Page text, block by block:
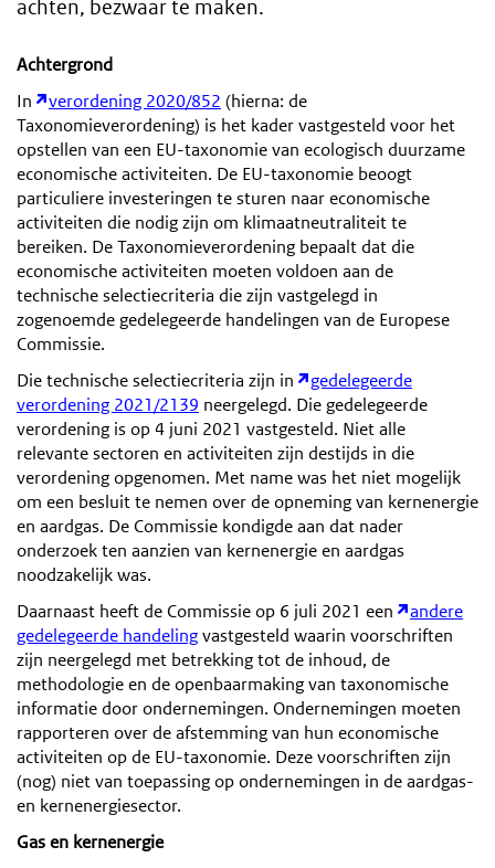
achten, bezwaar te maken.
Achtergrond
In
verordening 2020/852 (hierna: de
Taxonomieverordening) is het kader vastgesteld voor het
opstellen van een EU-taxonomie van ecologisch duurzame
economische activiteiten. De EU-taxonomie beoogt
particuliere investeringen te sturen naar economische
activiteiten die nodig zijn om klimaatneutraliteit te
bereiken. De Taxonomieverordening bepaalt dat die
economische activiteiten moeten voldoen aan de
technische selectiecriteria die zijn vastgelegd in
zogenoemde gedelegeerde handelingen van de Europese
Commissie.
Die technische selectiecriteria zijn in
gedelegeerde
verordening 2021/2139 neergelegd. Die gedelegeerde
verordening is op 4 juni 2021 vastgesteld. Niet alle
relevante sectoren en activiteiten zijn destijds in die
verordening opgenomen. Met name was het niet mogelijk
om een besluit te nemen over de opneming van kernenergie
en aardgas. De Commissie kondigde aan dat nader
onderzoek ten aanzien van kernenergie en aardgas
noodzakelijk was.
Daarnaast heeft de Commissie op 6 juli 2021 een
andere
gedelegeerde handelingvastgesteld waarin voorschriften
zijn neergelegd met betrekking tot de inhoud, de
methodologie en de openbaarmaking van taxonomische
informatie door ondernemingen. Ondernemingen moeten
rapporteren over de afstemming van hun economische
activiteiten op de EU-taxonomie. Deze voorschriften zijn
(nog) niet van toepassing op ondernemingen in de aardgas-
en kernenergiesector.
Gas en kernenergie